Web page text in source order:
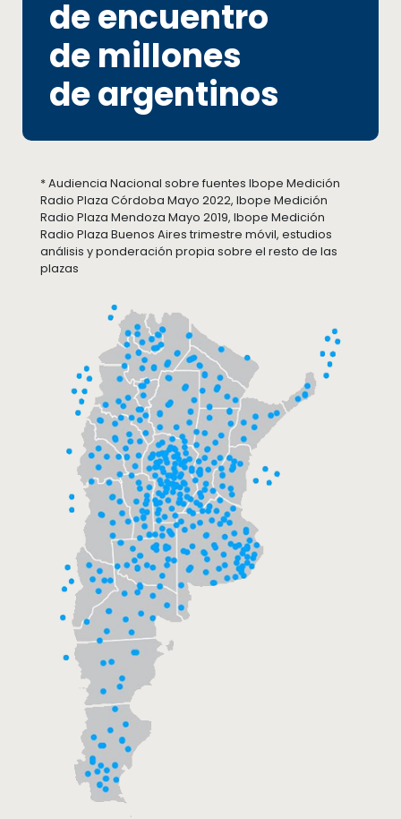
de encuentro
de millones
de argentinos
* Audiencia Nacional sobre fuentes Ibope Medición
Radio Plaza Córdoba Mayo 2022, Ibope Medición
Radio Plaza Mendoza Mayo 2019, Ibope Medición
Radio Plaza Buenos Aires trimestre móvil, estudios
análisis y ponderación propia sobre el resto de las
plazas